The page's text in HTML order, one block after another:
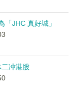
「JHC 真好城」
二冲港股